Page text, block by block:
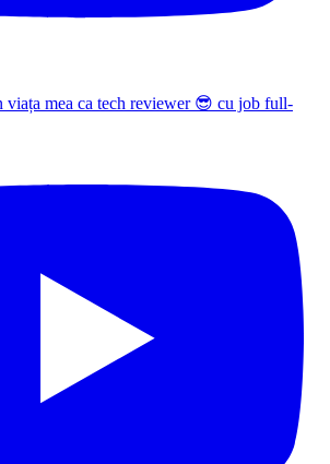
viața mea ca tech reviewer 😎 cu job full-